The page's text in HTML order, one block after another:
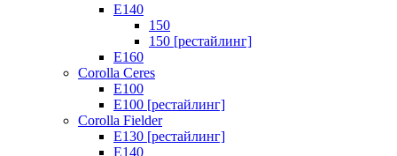
E140
150
150 [рестайлинг]
E160
Corolla Ceres
E100
E100 [рестайлинг]
Corolla Fielder
E130 [рестайлинг]
E140